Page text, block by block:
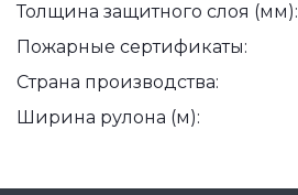
Толщина защитного слоя (мм):
Пожарные сертификаты:
Страна производства:
Ширина рулона (м):